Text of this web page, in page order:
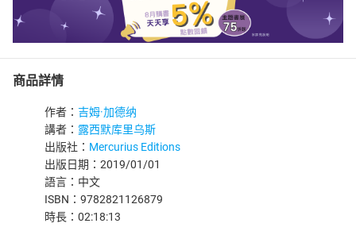
商品詳情
作者： 吉姆·加德纳
講者： 露西默库里乌斯
出版社： Mercurius Editions
出版日期：2019/01/01
語言：中文
ISBN：9782821126879
時長：02:18:13